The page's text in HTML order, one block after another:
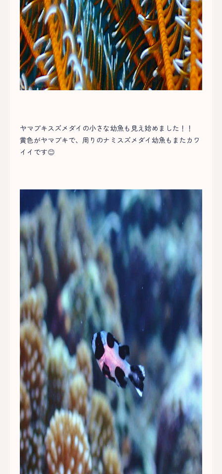
ヤマブキスズメダイの小さな幼魚も見え始めました！！
黄色がヤマブキで、周りのナミスズメダイ幼魚もまたカワ
イイです😊